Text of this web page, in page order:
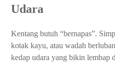
Udara
Kentang butuh “bernapas”.
kotak kayu, atau wadah
kedap udara yang bikin lembap